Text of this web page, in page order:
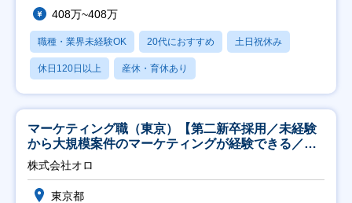
408万~408万
職種・業界未経験OK 20代におすすめ 土日祝休み
休日120日以上 産休・育休あり
マーケティング職（東京）【第二新卒採用／未経験
から大規模案件のマーケティングが経験できる／研
修充実】
株式会社オロ
東京都